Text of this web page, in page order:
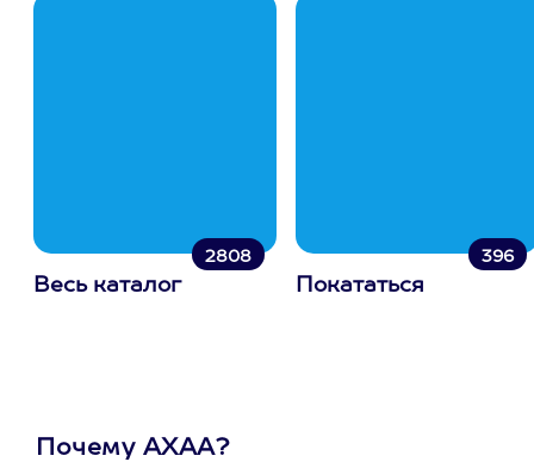
2808
Весь каталог
396
Покататься
Почему АХАА?